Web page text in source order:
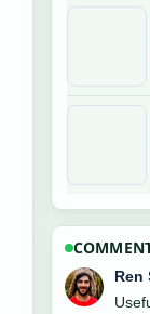
The